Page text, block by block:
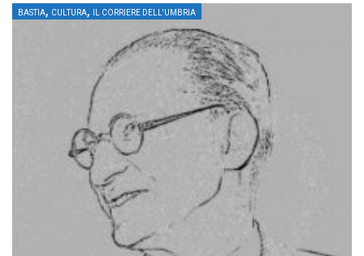
BASTIA, CULTURA, IL CORRIERE DELL'UMBRIA